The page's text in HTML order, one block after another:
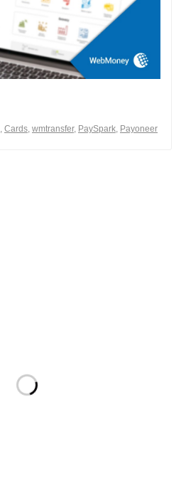
, Cards, wmtransfer, PaySpark, Payoneer